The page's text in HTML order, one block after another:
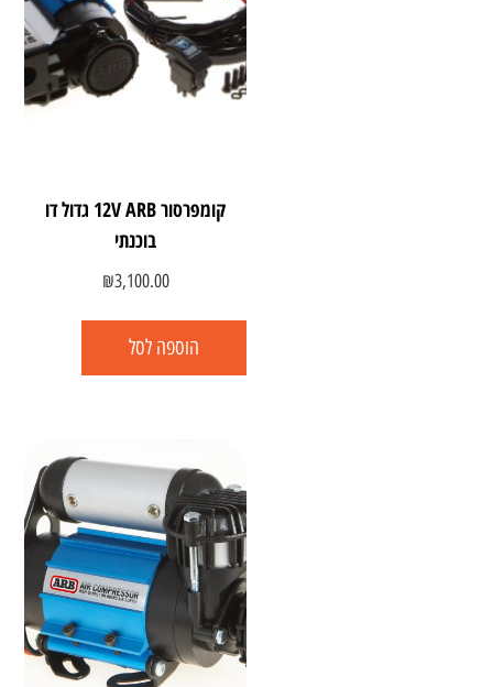
קומפרסור 12V ARB גדול דו
בוכנתי
₪3,100.00
הוספה לסל